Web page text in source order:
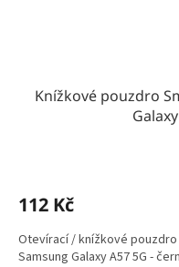
Knížkové pouzdro
112 Kč
Otevírací / knížkové pouzdro
Samsung Galaxy A57 5G -